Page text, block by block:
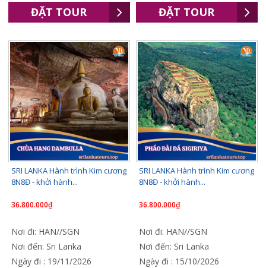
ĐẶT TOUR ĐẶT TOUR
SRI LANKA Hành trình Kim cương
8N8Đ - khởi hành...
36.800.000₫
Nơi đi: HAN//SGN
Nơi đến: Sri Lanka
Ngày đi : 19/11/2026
SRI LANKA Hành trình Kim cương
8N8Đ - khởi hành...
36.800.000₫
Nơi đi: HAN//SGN
Nơi đến: Sri Lanka
Ngày đi : 15/10/2026